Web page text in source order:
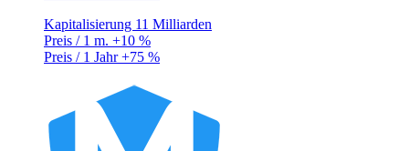
Kapitalisierung 11 Milliarden
Preis / 1 m. +10 %
Preis / 1 Jahr+75 %